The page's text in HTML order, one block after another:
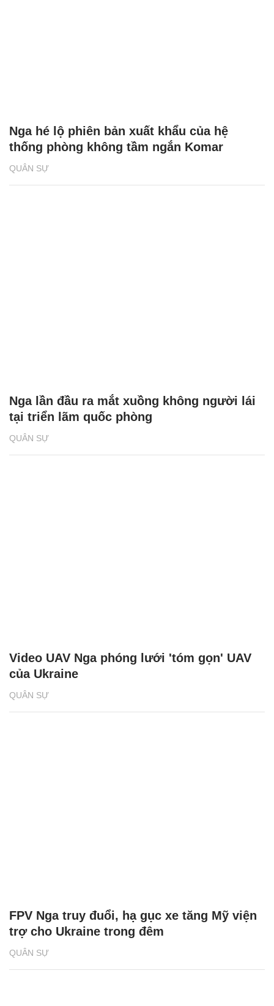
QUÂN SỰ
Nga hé lộ phiên bản xuất khẩu của hệ
thống phòng không tầm ngắn Komar
QUÂN SỰ
Nga lần đầu ra mắt xuồng không người lái
tại triển lãm quốc phòng
QUÂN SỰ
Video UAV Nga phóng lưới 'tóm gọn' UAV
của Ukraine
QUÂN SỰ
FPV Nga truy đuổi, hạ gục xe tăng Mỹ viện
trợ cho Ukraine trong đêm